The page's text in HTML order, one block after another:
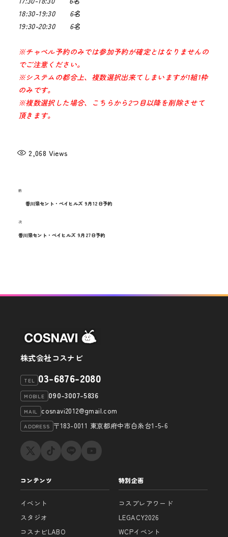
18:30-19:30 6名
19:30-20:30 6名
※チャペル予約のみでは参加予約が確定とはなりませんの
でご注意ください。
※システムの都合上、複数選択出来てしまいますが1組1枠
のみです。
※複数選択した場合、こちらから2つ目以降を削除させて
頂きます。
2,068 Views
投
稿
ナ
ン
過
稿
前
香川県セント・ベイヒルズ 9月12日予約
次
の
次
香川県セント・ベイヒルズ 9月27日予約
株式会社コスナビ
TEL 03-6876-2080
MOBILE 090-3007-5836
MAIL cosnavi2012@gmail.com
ADDRESS 〒183-0011 東京都府中市白糸台1-5-6
コンテンツ
イベント
スタジオ
コスナビLABO
特別企画
コスプレアワード
LEGACY2026
WCPイベント